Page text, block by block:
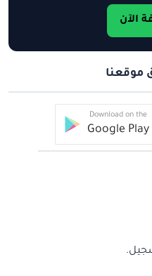
الآن
موقعنا
Download on the
Google Play